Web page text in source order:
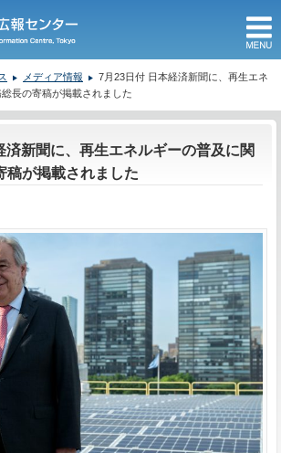
メディア情報
7月23日付 日本経済新聞に、再生エネ
長の寄稿が掲載されました
済新聞に、再生エネルギーの普及に関
稿が掲載されました